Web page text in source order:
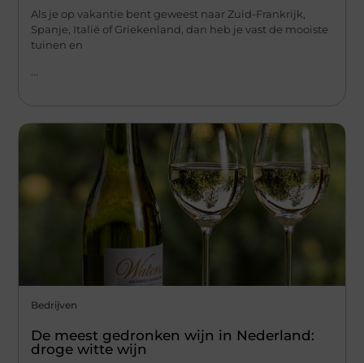
Als je op vakantie bent geweest naar Zuid-Frankrijk,
Spanje, Italië of Griekenland, dan heb je vast de mooiste
tuinen en
...
Bedrijven
De meest gedronken wijn in Nederland:
droge witte wijn